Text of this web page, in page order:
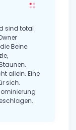
sind total
Beine
allein. Eine
sich.